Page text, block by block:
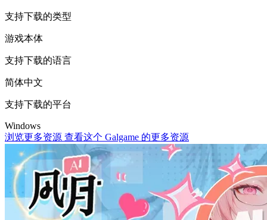
支持下载的类型
游戏本体
支持下载的语言
简体中文
支持下载的平台
Windows
浏览更多资源 查看这个 Galgame 的更多资源